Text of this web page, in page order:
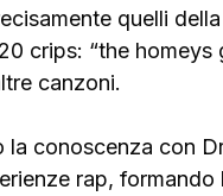
quelli
crips: “the homeys
canzoni.
conoscenza con
rap, formando